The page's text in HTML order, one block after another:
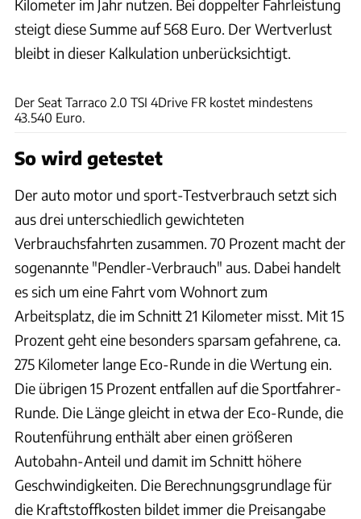
Kilometer im Jahr nutzen. Bei doppelter Fahrleistung
steigt diese Summe auf 568 Euro. Der Wertverlust
bleibt in dieser Kalkulation unberücksichtigt.
Der Seat Tarraco 2.0 TSI 4Drive FR kostet mindestens
43.540 Euro.
So wird getestet
Der auto motor und sport-Testverbrauch setzt sich
aus drei unterschiedlich gewichteten
Verbrauchsfahrten zusammen. 70 Prozent macht der
sogenannte "Pendler-Verbrauch" aus. Dabei handelt
es sich um eine Fahrt vom Wohnort zum
Arbeitsplatz, die im Schnitt 21 Kilometer misst. Mit 15
Prozent geht eine besonders sparsam gefahrene, ca.
275 Kilometer lange Eco-Runde in die Wertung ein.
Die übrigen 15 Prozent entfallen auf die Sportfahrer-
Runde. Die Länge gleicht in etwa der Eco-Runde, die
Routenführung enthält aber einen größeren
Autobahn-Anteil und damit im Schnitt höhere
Geschwindigkeiten. Die Berechnungsgrundlage für
die Kraftstoffkosten bildet immer die Preisangabe